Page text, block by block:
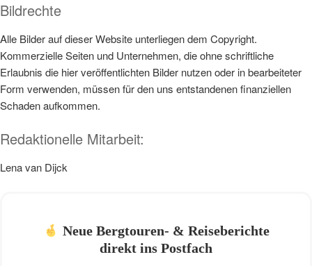
Bildrechte
Alle Bilder auf dieser Website unterliegen dem Copyright.
Kommerzielle Seiten und Unternehmen, die ohne schriftliche
Erlaubnis die hier veröffentlichten Bilder nutzen oder in bearbeiteter
Form verwenden, müssen für den uns entstandenen finanziellen
Schaden aufkommen.
Redaktionelle Mitarbeit:
Lena van Dijck
Neue Bergtouren- & Reiseberichte
direkt ins Postfach